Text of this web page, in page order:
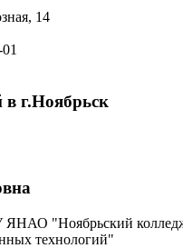
14
в г.Ноябрьск
ЯНАО "Ноябрьский
технологий"